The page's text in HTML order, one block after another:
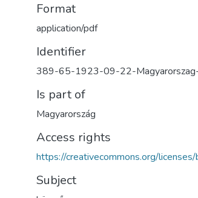
Format
application/pdf
Identifier
389-65-1923-09-22-
Is part of
Magyarország
Access rights
https://creativecommons.org/
Subject